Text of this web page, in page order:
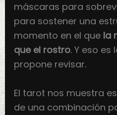
máscaras para
para sostener una
momento en el que la
que el rostro. Y eso es
propone revisar.
El tarot nos muestra
de una combinación